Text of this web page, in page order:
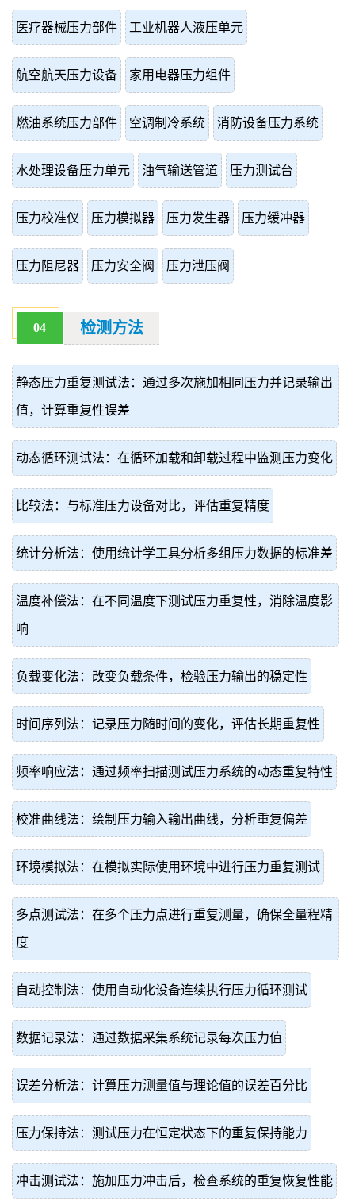
医疗器械压力部件 工业机器人液压单元
航空航天压力设备 家用电器压力组件
燃油系统压力部件 空调制冷系统 消防设备压力系统
水处理设备压力单元 油气输送管道 压力测试台
压力校准仪 压力模拟器 压力发生器 压力缓冲器
压力阻尼器 压力安全阀 压力泄压阀
04 检测方法
静态压力重复测试法：通过多次施加相同压力并记录输出
值，计算重复性误差
动态循环测试法：在循环加载和卸载过程中监测压力变化
比较法：与标准压力设备对比，评估重复精度
统计分析法：使用统计学工具分析多组压力数据的标准差
温度补偿法：在不同温度下测试压力重复性，消除温度影
响
负载变化法：改变负载条件，检验压力输出的稳定性
时间序列法：记录压力随时间的变化，评估长期重复性
频率响应法：通过频率扫描测试压力系统的动态重复特性
校准曲线法：绘制压力输入输出曲线，分析重复偏差
环境模拟法：在模拟实际使用环境中进行压力重复测试
多点测试法：在多个压力点进行重复测量，确保全量程精
度
自动控制法：使用自动化设备连续执行压力循环测试
数据记录法：通过数据采集系统记录每次压力值
误差分析法：计算压力测量值与理论值的误差百分比
压力保持法：测试压力在恒定状态下的重复保持能力
冲击测试法：施加压力冲击后，检查系统的重复恢复性能